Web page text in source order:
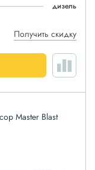
дизель
Получить скидку
Master Blast